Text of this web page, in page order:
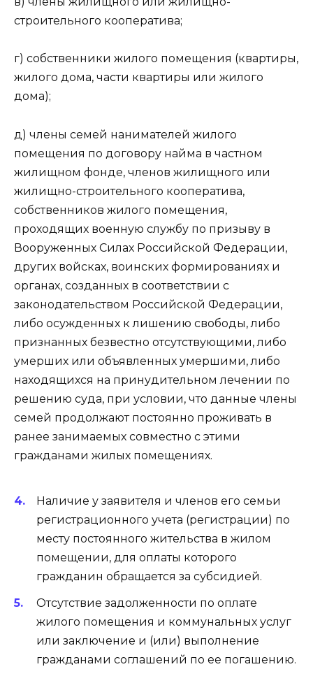
строительного кооператива;
г) собственники жилого помещения (квартиры,
жилого дома, части квартиры или жилого
дома);
д) члены семей нанимателей жилого
помещения по договору найма в частном
жилищном фонде, членов жилищного или
жилищно-строительного кооператива,
собственников жилого помещения,
проходящих военную службу по призыву в
Вооруженных Силах Российской Федерации,
других войсках, воинских формированиях и
органах, созданных в соответствии с
законодательством Российской Федерации,
либо осужденных к лишению свободы, либо
признанных безвестно отсутствующими, либо
умерших или объявленных умершими, либо
находящихся на принудительном лечении по
решению суда, при условии, что данные члены
семей продолжают постоянно проживать в
ранее занимаемых совместно с этими
гражданами жилых помещениях.
Наличие у заявителя и членов его семьи
регистрационного учета (регистрации) по
месту постоянного жительства в жилом
помещении, для оплаты которого
гражданин обращается за субсидией.
Отсутствие задолженности по оплате
жилого помещения и коммунальных услуг
или заключение и (или) выполнение
гражданами соглашений по ее погашению.